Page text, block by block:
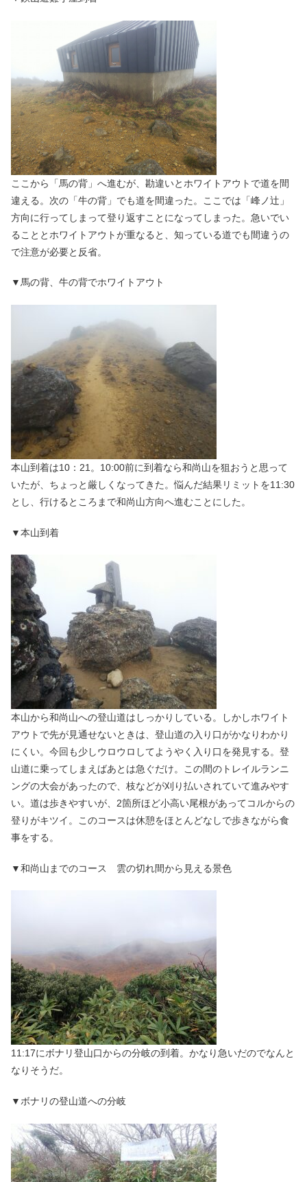
ここから「馬の背」へ進むが、勘違いとホワイトアウトで道を間
違える。次の「牛の背」でも道を間違った。ここでは「峰ノ辻」
方向に行ってしまって登り返すことになってしまった。急いでい
ることとホワイトアウトが重なると、知っている道でも間違うの
で注意が必要と反省。
▼馬の背、牛の背でホワイトアウト
本山到着は10：21。10:00前に到着なら和尚山を狙おうと思って
いたが、ちょっと厳しくなってきた。悩んだ結果リミットを11:30
とし、行けるところまで和尚山方向へ進むことにした。
▼本山到着
本山から和尚山への登山道はしっかりしている。しかしホワイト
アウトで先が見通せないときは、登山道の入り口がかなりわかり
にくい。今回も少しウロウロしてようやく入り口を発見する。登
山道に乗ってしまえばあとは急ぐだけ。この間のトレイルランニ
ングの大会があったので、枝などが刈り払いされていて進みやす
い。道は歩きやすいが、2箇所ほど小高い尾根があってコルからの
登りがキツイ。このコースは休憩をほとんどなしで歩きながら食
事をする。
▼和尚山までのコース 雲の切れ間から見える景色
11:17にボナリ登山口からの分岐の到着。かなり急いだのでなんと
なりそうだ。
▼ボナリの登山道への分岐